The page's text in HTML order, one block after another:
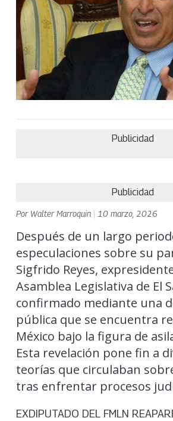
Publicidad
Publicidad
Por Walter Marroquin 10 marzo, 2026
Después de un largo
especulaciones sobre su
Sigfrido Reyes,
Asamblea Legislativa de El
confirmado mediante una
pública que se encuentra
México bajo la figura de
Esta revelación pone fin a
teorías que circulaban
tras enfrentar procesos
EXDIPUTADO DEL FMLN